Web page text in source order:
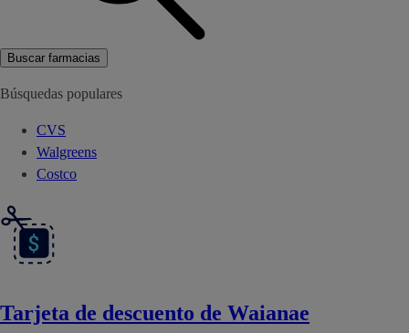
Buscar farmacias
Búsquedas populares
CVS
Walgreens
Costco
Tarjeta de descuento de Waianae